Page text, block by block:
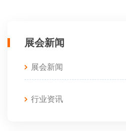
展会新闻
展会新闻
行业资讯